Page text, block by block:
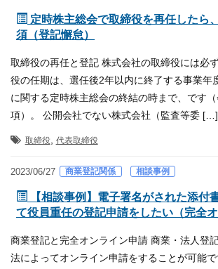
定時株主総会で取締役を再任したら
須（登記懈怠）
取締役の再任と登記 株式会社の取締役には必
役の任期は、選任後2年以内に終了する事業年
に関する定時株主総会の終結の時まで、です
項）。 公開会社でない株式会社（監査等委 […]
取締役, 代表取締役
2023/06/27 商業登記関係 相談事例
【相談事例】電子署名がされた添付
て役員重任の登記申請をしたい（完全オ
商業登記と完全オンライン申請 商業・法人登
法によってオンライン申請をすることが可能